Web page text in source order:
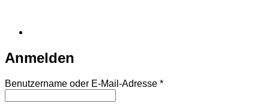
Anmelden
Benutzername oder E-Mail-Adresse *Erforderlich